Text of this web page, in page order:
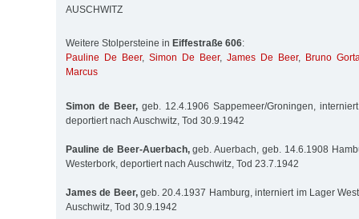
AUSCHWITZ
Weitere Stolpersteine in Eiffestraße 606:
Pauline De Beer, Simon De Beer, James De Beer, Bruno
Marcus
Simon de Beer, geb. 12.4.1906 Sappemeer/Groningen,
deportiert nach Auschwitz, Tod 30.9.1942
Pauline de Beer-Auerbach,geb. Auerbach, geb. 14.6.1908
Westerbork, deportiert nach Auschwitz, Tod 23.7.1942
James de Beer,geb. 20.4.1937 Hamburg, interniert im Lager
Auschwitz, Tod 30.9.1942